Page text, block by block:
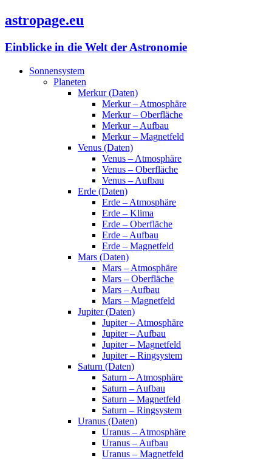
astropage.eu
Einblicke in die Welt der Astronomie
Sonnensystem
Planeten
Merkur (Daten)
Merkur – Atmosphäre
Merkur – Oberfläche
Merkur – Aufbau
Merkur – Magnetfeld
Venus (Daten)
Venus – Atmosphäre
Venus – Oberfläche
Venus – Aufbau
Erde (Daten)
Erde – Atmosphäre
Erde – Klima
Erde – Oberfläche
Erde – Aufbau
Erde – Magnetfeld
Mars (Daten)
Mars – Atmosphäre
Mars – Oberfläche
Mars – Aufbau
Mars – Magnetfeld
Jupiter (Daten)
Jupiter – Atmosphäre
Jupiter – Aufbau
Jupiter – Magnetfeld
Jupiter – Ringsystem
Saturn (Daten)
Saturn – Atmosphäre
Saturn – Aufbau
Saturn – Magnetfeld
Saturn – Ringsystem
Uranus (Daten)
Uranus – Atmosphäre
Uranus – Aufbau
Uranus – Magnetfeld